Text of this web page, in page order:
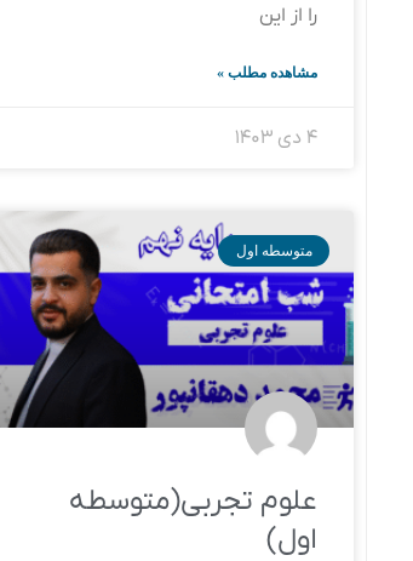
را از این
مشاهده مطلب »
۴ دی ۱۴۰۳
متوسطه اول
علوم تجربی(متوسطه
اول)